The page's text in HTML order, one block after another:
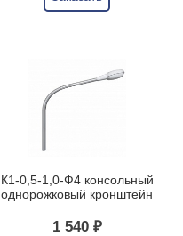
К1-0,5-1,0-Ф4 консольный
однорожковый кронштейн
1 540 ₽